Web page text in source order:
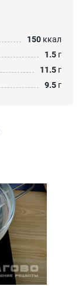
150 ккал
1.5 г
11.5 г
9.5 г